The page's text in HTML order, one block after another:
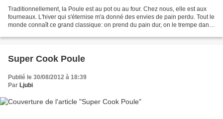
Traditionnellement, la Poule est au pot ou au four. Chez nous, elle est aux
fourneaux. L'hiver qui s'éternise m'a donné des envies de pain perdu. Tout le
monde connaît ce grand classique: on prend du pain dur, on le trempe dans
Super Cook Poule
Publié le 30/08/2012 à 18:39
Par Ljubi